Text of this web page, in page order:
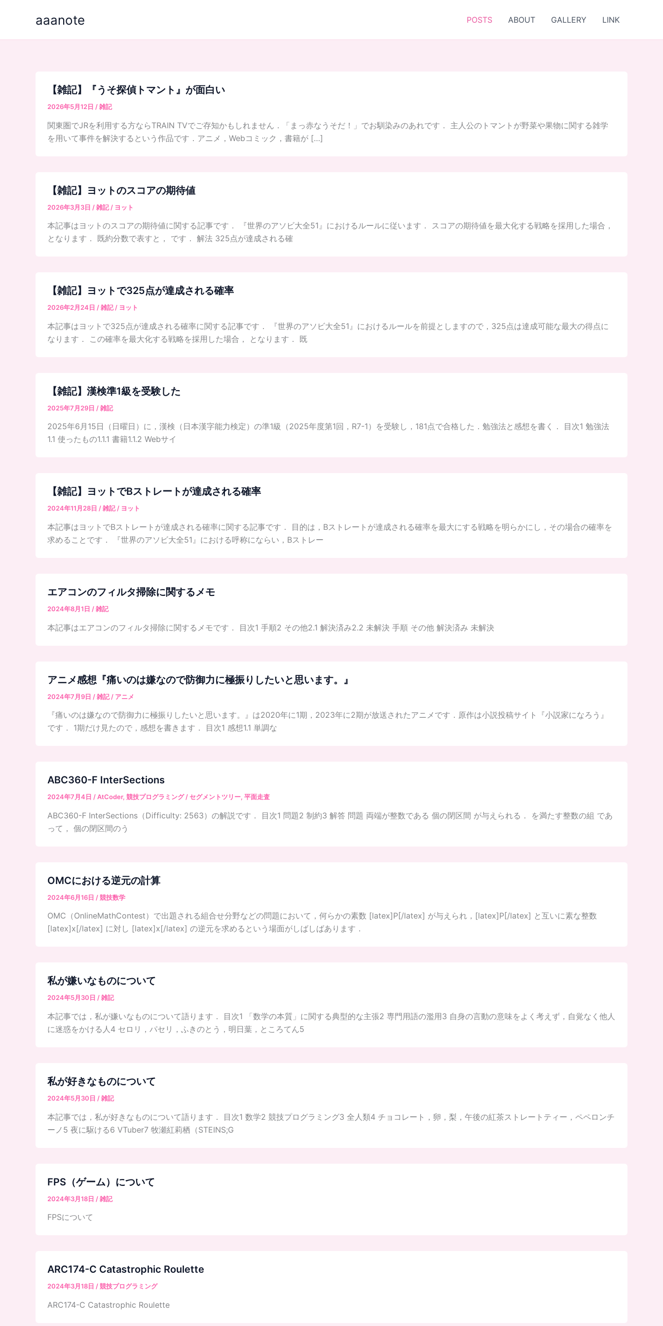
aaanote POSTS ABOUT GALLERY LINK
【雑記】『うそ探偵トマント』が面白い
2026年5月12日 /雑記
関東圏でJRを利用する方ならTRAIN TVでご存知かもしれません．「まっ赤なうそだ！」でお馴染みのあれです． 主人公のトマントが野菜や果物に関する雑学
を用いて事件を解決するという作品です．アニメ，Webコミック，書籍が […]
【雑記】ヨットのスコアの期待値
2026年3月3日 /雑記/ ヨット
本記事はヨットのスコアの期待値に関する記事です． 『世界のアソビ大全51』におけるルールに従います． スコアの期待値を最大化する戦略を採用した場合，
となります． 既約分数で表すと， です． 解法 325点が達成される確
【雑記】ヨットで325点が達成される確率
2026年2月24日 /雑記/ ヨット
本記事はヨットで325点が達成される確率に関する記事です． 『世界のアソビ大全51』におけるルールを前提としますので，325点は達成可能な最大の得点に
なります． この確率を最大化する戦略を採用した場合， となります． 既
【雑記】漢検準1級を受験した
2025年7月29日 /雑記
2025年6月15日（日曜日）に，漢検（日本漢字能力検定）の準1級（2025年度第1回，R7-1）を受験し，181点で合格した．勉強法と感想を書く． 目次1 勉強法
1.1 使ったもの1.1.1 書籍1.1.2 Webサイ
【雑記】ヨットでBストレートが達成される確率
2024年11月28日 /雑記/ ヨット
本記事はヨットでBストレートが達成される確率に関する記事です． 目的は，Bストレートが達成される確率を最大にする戦略を明らかにし，その場合の確率を
求めることです． 『世界のアソビ大全51』における呼称にならい，Bストレー
エアコンのフィルタ掃除に関するメモ
2024年8月1日 /雑記
本記事はエアコンのフィルタ掃除に関するメモです． 目次1 手順2 その他2.1 解決済み2.2 未解決 手順 その他 解決済み 未解決
アニメ感想『痛いのは嫌なので防御力に極振りしたいと思います。』
2024年7月9日 /雑記/ アニメ
『痛いのは嫌なので防御力に極振りしたいと思います。』は2020年に1期，2023年に2期が放送されたアニメです．原作は小説投稿サイト『小説家になろう』
です． 1期だけ見たので，感想を書きます． 目次1 感想1.1 単調な
ABC360-F InterSections
2024年7月4日 /AtCoder, 競技プログラミング/ セグメントツリー, 平面走査
ABC360-F InterSections（Difficulty: 2563）の解説です． 目次1 問題2 制約3 解答 問題 両端が整数である 個の閉区間 が与えられる． を満たす整数の組 であ
って， 個の閉区間のう
OMCにおける逆元の計算
2024年6月16日 /競技数学
OMC（OnlineMathContest）で出題される組合せ分野などの問題において，何らかの素数 [latex]P[/latex] が与えられ，[latex]P[/latex] と互いに素な整数
[latex]x[/latex] に対し [latex]x[/latex] の逆元を求めるという場面がしばしばあります．
私が嫌いなものについて
2024年5月30日 /雑記
本記事では，私が嫌いなものについて語ります． 目次1 「数学の本質」に関する典型的な主張2 専門用語の濫用3 自身の言動の意味をよく考えず，自覚なく他人
に迷惑をかける人4 セロリ，パセリ，ふきのとう，明日葉，ところてん5
私が好きなものについて
2024年5月30日 /雑記
本記事では，私が好きなものについて語ります． 目次1 数学2 競技プログラミング3 全人類4 チョコレート，卵，梨，午後の紅茶ストレートティー，ペペロンチ
ーノ5 夜に駆ける6 VTuber7 牧瀬紅莉栖（STEINS;G
FPS（ゲーム）について
2024年3月18日 /雑記
FPSについて
ARC174-C Catastrophic Roulette
2024年3月18日 /競技プログラミング
ARC174-C Catastrophic Roulette